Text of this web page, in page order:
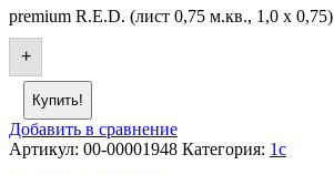
premium R.E.D. (лист 0,75 м.кв., 1,0 х 0,75)
+
Купить!
Добавить в сравнение
Артикул: 00-00001948 Категория: 1c